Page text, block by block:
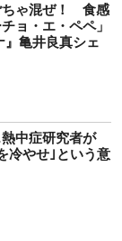
ちゃ混ぜ！ 食感
ョ・エ・ペペ」
』亀井良真シェ
中症研究者が
冷やせ｣という意